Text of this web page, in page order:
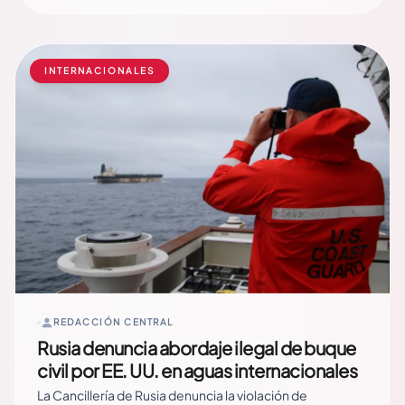
INTERNACIONALES
REDACCIÓN CENTRAL
Rusia denuncia abordaje ilegal de buque
civil por EE. UU. en aguas internacionales
La Cancillería de Rusia denuncia la violación de